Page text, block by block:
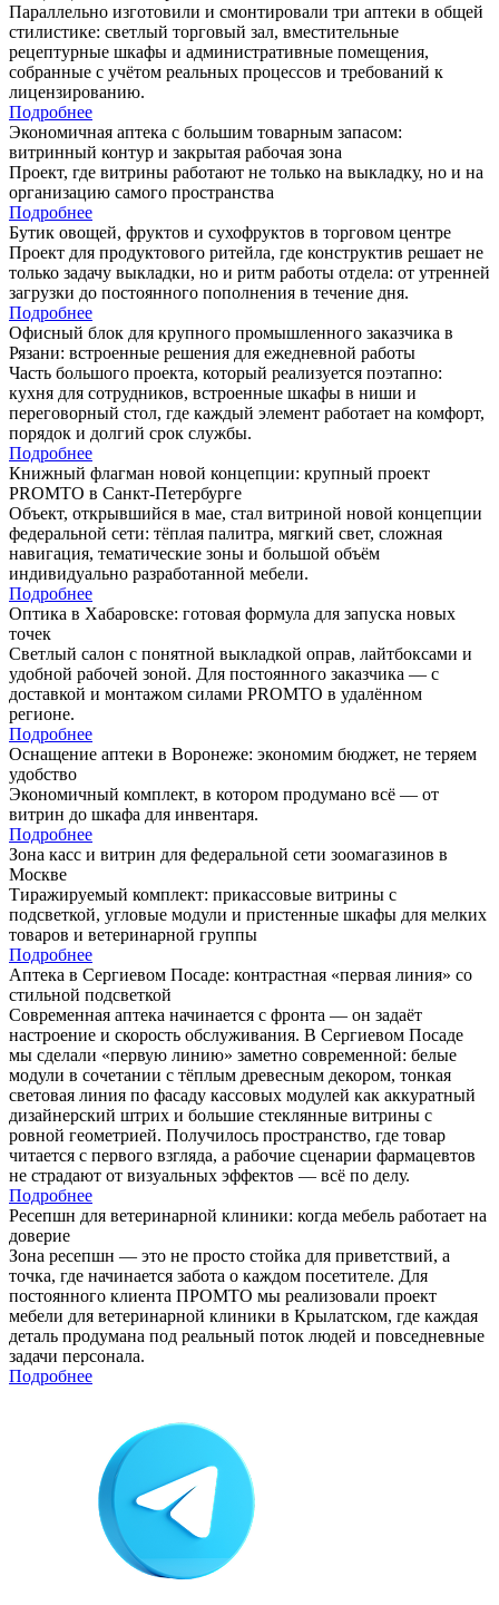
Параллельно изготовили и смонтировали три аптеки в общей
стилистике: светлый торговый зал, вместительные
рецептурные шкафы и административные помещения,
собранные с учётом реальных процессов и требований к
лицензированию.
Подробнее
Экономичная аптека с большим товарным запасом:
витринный контур и закрытая рабочая зона
Проект, где витрины работают не только на выкладку, но и на
организацию самого пространства
Подробнее
Бутик овощей, фруктов и сухофруктов в торговом центре
Проект для продуктового ритейла, где конструктив решает не
только задачу выкладки, но и ритм работы отдела: от утренней
загрузки до постоянного пополнения в течение дня.
Подробнее
Офисный блок для крупного промышленного заказчика в
Рязани: встроенные решения для ежедневной работы
Часть большого проекта, который реализуется поэтапно:
кухня для сотрудников, встроенные шкафы в ниши и
переговорный стол, где каждый элемент работает на комфорт,
порядок и долгий срок службы.
Подробнее
Книжный флагман новой концепции: крупный проект
PROMTO в Санкт-Петербурге
Объект, открывшийся в мае, стал витриной новой концепции
федеральной сети: тёплая палитра, мягкий свет, сложная
навигация, тематические зоны и большой объём
индивидуально разработанной мебели.
Подробнее
Оптика в Хабаровске: готовая формула для запуска новых
точек
Светлый салон с понятной выкладкой оправ, лайтбоксами и
удобной рабочей зоной. Для постоянного заказчика — с
доставкой и монтажом силами PROMTO в удалённом
регионе.
Подробнее
Оснащение аптеки в Воронеже: экономим бюджет, не теряем
удобство
Экономичный комплект, в котором продумано всё — от
витрин до шкафа для инвентаря.
Подробнее
Зона касс и витрин для федеральной сети зоомагазинов в
Москве
Тиражируемый комплект: прикассовые витрины с
подсветкой, угловые модули и пристенные шкафы для мелких
товаров и ветеринарной группы
Подробнее
Аптека в Сергиевом Посаде: контрастная «первая линия» со
стильной подсветкой
Современная аптека начинается с фронта — он задаёт
настроение и скорость обслуживания. В Сергиевом Посаде
мы сделали «первую линию» заметно современной: белые
модули в сочетании с тёплым древесным декором, тонкая
световая линия по фасаду кассовых модулей как аккуратный
дизайнерский штрих и большие стеклянные витрины с
ровной геометрией. Получилось пространство, где товар
читается с первого взгляда, а рабочие сценарии фармацевтов
не страдают от визуальных эффектов — всё по делу.
Подробнее
Ресепшн для ветеринарной клиники: когда мебель работает на
доверие
Зона ресепшн — это не просто стойка для приветствий, а
точка, где начинается забота о каждом посетителе. Для
постоянного клиента ПРОМТО мы реализовали проект
мебели для ветеринарной клиники в Крылатском, где каждая
деталь продумана под реальный поток людей и повседневные
задачи персонала.
Подробнее